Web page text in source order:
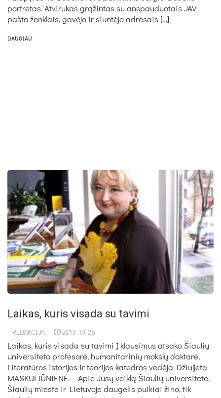
portretas. Atvirukas grąžintas su anspauduotais JAV
pašto ženklais, gavėjo ir siuntėjo adresais […]
DAUGIAU
Laikas, kuris visada su tavimi
REDAKCIJA 2013-10-25
Laikas, kuris visada su tavimi Į klausimus atsako Šiaulių
universiteto profesorė, humanitarinių mokslų daktarė,
Literatūros istorijos ir teorijos katedros vedėja Džiuljeta
MASKULIŪNIENĖ. – Apie Jūsų veiklą Šiaulių universitete,
Šiaulių mieste ir Lietuvoje daugelis puikiai žino, tik